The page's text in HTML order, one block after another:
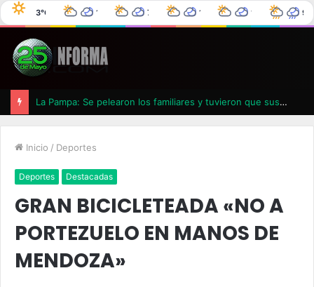
3°C 25 de Mayo 10°C 3°C 0% 7°C 0°C 0% 11°C 4°C 0% 12°C 6°C 0%
La Pampa: Se pelearon los familiares y tuvieron que suspender un velatorio
Inicio / Deportes
Deportes Destacadas
GRAN BICICLETEADA «NO A
PORTEZUELO EN MANOS DE
MENDOZA»